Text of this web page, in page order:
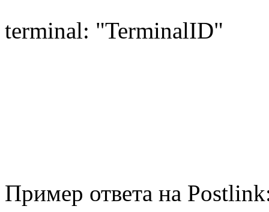
terminal: "TerminalID"
Пример ответа на